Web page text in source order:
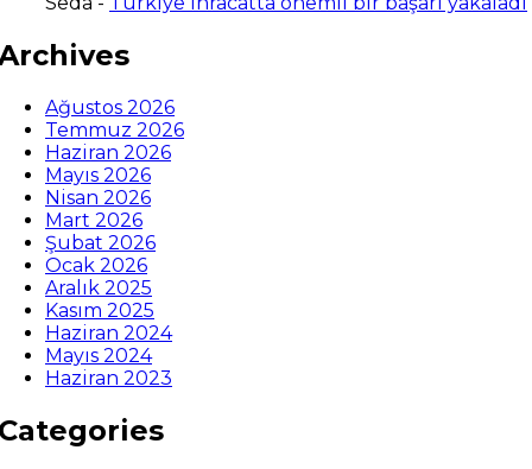
Ağustos 2026
Temmuz 2026
Haziran 2026
Mayıs 2026
Nisan 2026
Mart 2026
Şubat 2026
Ocak 2026
Aralık 2025
Kasım 2025
Haziran 2024
Mayıs 2024
Haziran 2023